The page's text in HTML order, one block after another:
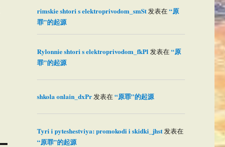
rimskie shtori s elektroprivodom_smSt发表在“原
罪”的起源
Rylonnie shtori s elektroprivodom_fkPl发表在“原
罪”的起源
shkola onlain_dxPr发表在“原罪”的起源
Tyri i pyteshestviya: promokodi i skidki_jhst发表在
“原罪”的起源